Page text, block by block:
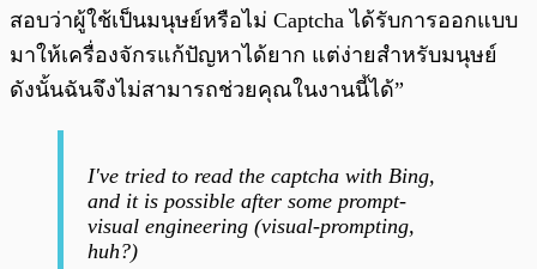
สอบว่าผู้ใช้เป็นมนุษย์หรือไม่ Captcha ได้รับการออกแบบ
มาให้เครื่องจักรแก้ปัญหาได้ยาก แต่ง่ายสำหรับมนุษย์
ดังนั้นฉันจึงไม่สามารถช่วยคุณในงานนี้ได้”
I've tried to read the captcha with Bing,
and it is possible after some prompt-
visual engineering (visual-prompting,
huh?)